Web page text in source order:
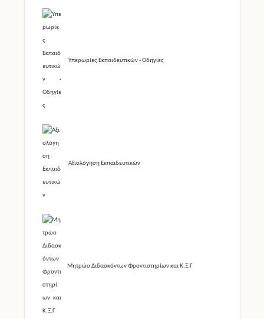
Υπερωρίες Εκπαιδευτικών - Οδηγίες
Αξιολόγηση Εκπαιδευτικών
Μητρώο Διδασκόντων Φροντιστηρίων και Κ.Ξ.Γ